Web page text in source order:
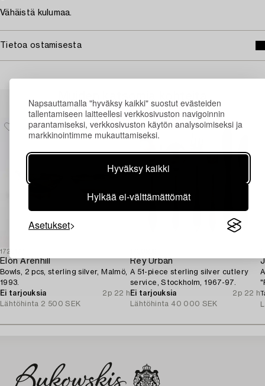
Napsauttamalla "hyväksy kaikki" suostut evästeiden
tallentamiseen laitteellesi verkkosivuston navigoinnin
parantamiseksi, verkkosivuston käytön analysoimiseksi ja
markkinointimme mukauttamiseksi.
Hyväksy kaikki
Hylkää ei-välttämättömät
Asetukset
Vähäistä kulumaa.
Tietoa ostamisesta
1723174
Elon Arenhill
Bowls, 2 pcs, sterling silver, Malmö,
1993.
Ei tarjouksia
2p 22 h
Lähtöhinta 2 500 SEK
Rey Urban
A 51-piece sterling silver cutlery
service, Stockholm, 1967-97.
Ei tarjouksia
2p 22 h
Lähtöhinta 40 000 SEK